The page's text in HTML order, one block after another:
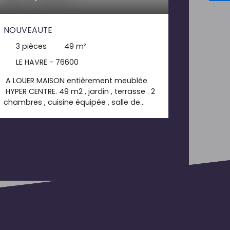
NOUVEAUTE
3 pièces 49 m²
LE HAVRE - 76600
A LOUER MAISON entièrement meublée
HYPER CENTRE. 49 m2 , jardin , terrasse . 2
chambres , cuisine équipée , salle de